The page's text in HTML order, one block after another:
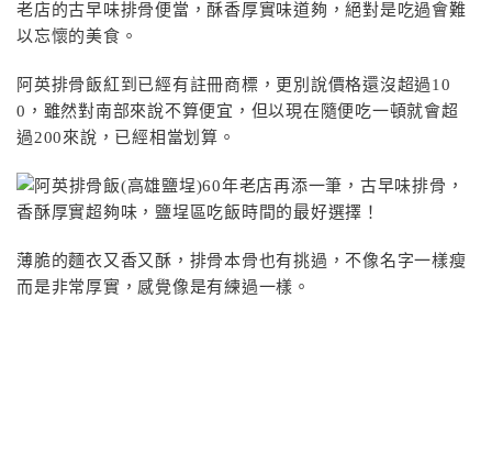
老店的古早味排骨便當，酥香厚實味道夠，絕對是吃過會難
以忘懷的美食。
阿英排骨飯紅到已經有註冊商標，更別說價格還沒超過10
0，雖然對南部來說不算便宜，但以現在隨便吃一頓就會超
過200來說，已經相當划算。
薄脆的麵衣又香又酥，排骨本骨也有挑過，不像名字一樣瘦
而是非常厚實，感覺像是有練過一樣。